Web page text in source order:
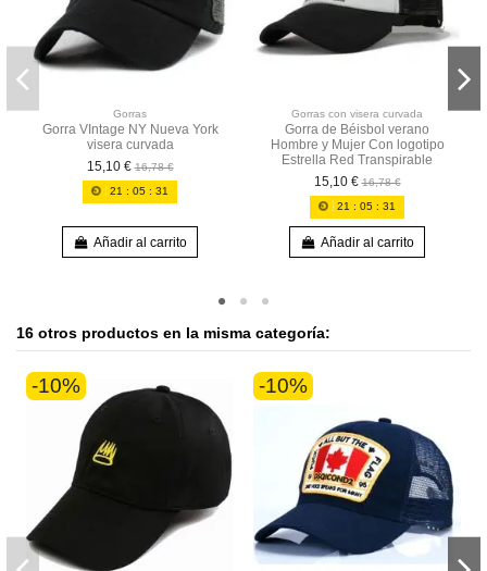
Gorras
Gorra VIntage NY Nueva York
visera curvada
15,10 € 16,78 €
21 :05 :30
Añadir al carrito
Gorras con visera curvada
Gorra de Béisbol verano
Hombre y Mujer Con logotipo
Estrella Red Transpirable
15,10 € 16,78 €
21 :05 :30
Añadir al carrito
16 otros productos en la misma categoría:
-10% -10%